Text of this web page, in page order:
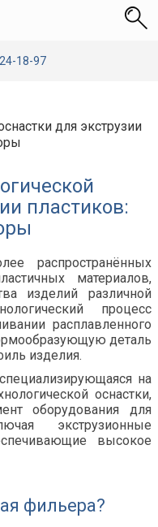
18-97
для экструзии
пластиков:
распространённых
материалов,
изделий различной
процесс
расплавленного
деталь
изделия.
на
оснастки,
оборудования для
экструзионные
высокое
фильера?